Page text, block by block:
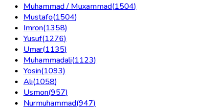
Muhammad / Muxammad(1504)
Mustafo(1504)
Imron(1358)
Yusuf(1276)
Umar(1135)
Muhammadali(1123)
Yosin(1093)
Ali(1058)
Usmon(957)
Nurmuhammad(947)